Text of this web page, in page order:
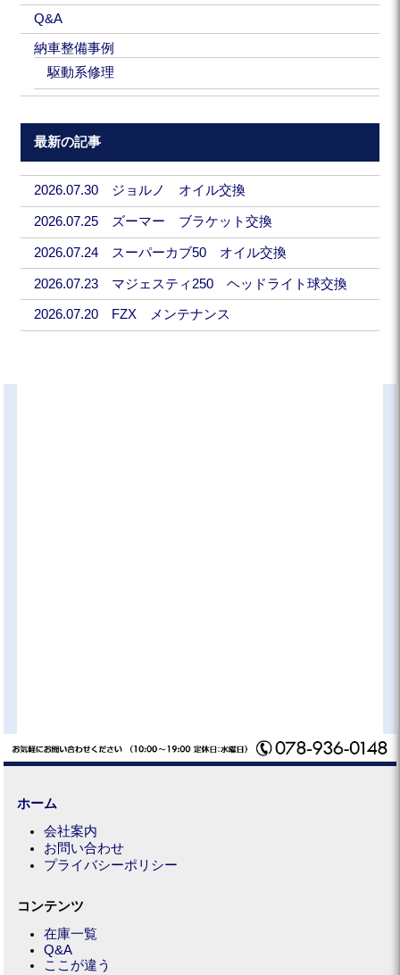
Q&A
納車整備事例
駆動系修理
最新の記事
2026.07.30 ジョルノ オイル交換
2026.07.25 ズーマー ブラケット交換
2026.07.24 スーパーカブ50 オイル交換
2026.07.23 マジェスティ250 ヘッドライト球交換
2026.07.20 FZX メンテナンス
ホーム
会社案内
お問い合わせ
プライバシーポリシー
コンテンツ
在庫一覧
Q&A
ここが違う